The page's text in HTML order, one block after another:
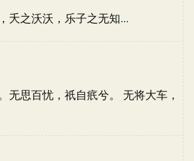
夭之沃沃，乐子之无知...
无思百忧，祇自疧兮。 无将大车，